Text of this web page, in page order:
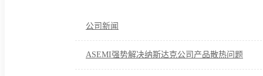
公司新闻
ASEMI强势解决纳斯达克公司产品散热问题